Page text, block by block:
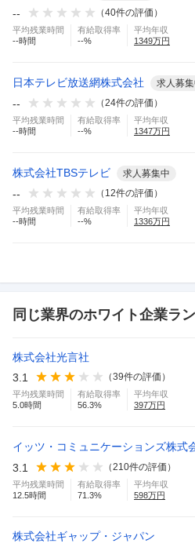
-- （40件の評価）
平均残業時間
--時間
有給取得率
--%
平均年収
1349万円
日本テレビ放送網株式会社 求人募
-- （24件の評価）
平均残業時間
--時間
有給取得率
--%
平均年収
1347万円
株式会社TBSテレビ 求人募集中
-- （ 12件の評価）
平均残業時間
--時間
有給取得率
--%
平均年収
1336万円
同じ業界のホワイト企業ラ
株式会社光言社
3.1
（39件の評価）
平均残業時間
5.0時間
有給取得率
56.3%
平均年収
397万円
イッツ・コミュニケーションズ株式
3.1 （210件の評価）
平均残業時間
12.5時間
有給取得率
71.3%
平均年収
598万円
株式会社ギャップ・ジャパン